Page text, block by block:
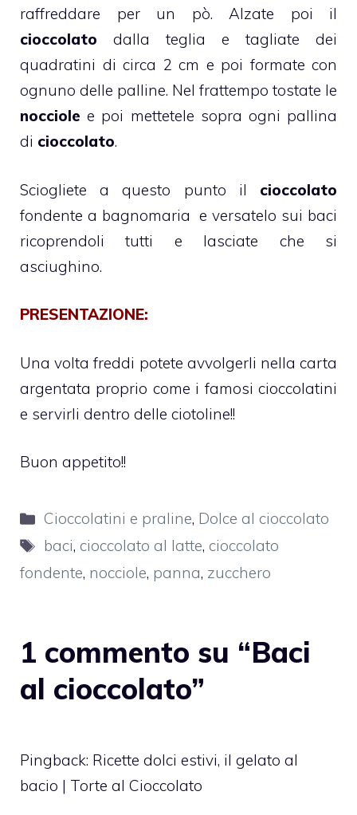
raffreddare per un pò. Alzate poi il
cioccolato dalla teglia e tagliate dei
quadratini di circa 2 cm e poi formate con
ognuno delle palline. Nel frattempo tostate le
nocciole e poi mettetele sopra ogni pallina
di cioccolato.
Sciogliete a questo punto il cioccolato
fondente a bagnomaria e versatelo sui baci
ricoprendoli tutti e lasciate che si
asciughino.
PRESENTAZIONE:
Una volta freddi potete avvolgerli nella carta
argentata proprio come i famosi cioccolatini
e servirli dentro delle ciotoline!!
Buon appetito!!
Categorie
Cioccolatini e praline, Dolce al cioccolato
Tag
baci, cioccolato al latte, cioccolato
fondente, nocciole, panna, zucchero
1 commento su “Baci
al cioccolato”
Pingback: Ricette dolci estivi, il gelato al
bacio | Torte al Cioccolato